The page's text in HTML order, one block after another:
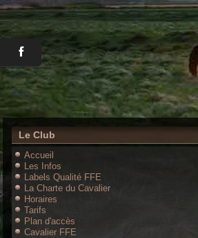
Le Club
Accueil
Les Infos
Labels Qualité FFE
La Charte du Cavalier
Horaires
Tarifs
Plan d'accès
Cavalier FFE